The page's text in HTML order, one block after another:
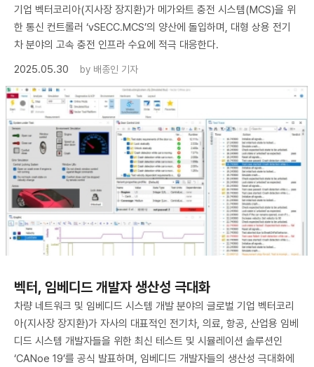
기업 벡터코리아(지사장 장지환)가 메가와트 충전 시스템(MCS)을 위
한 통신 컨트롤러 ‘vSECC.MCS’의 양산에 돌입하며, 대형 상용 전기
차 분야의 고속 충전 인프라 수요에 적극 대응한다.
2025.05.30
by 배종인 기자
벡터, 임베디드 개발자 생산성 극대화
차량 네트워크 및 임베디드 시스템 개발 분야의 글로벌 기업 벡터코리
아(지사장 장지환)가 자사의 대표적인 전기차, 의료, 항공, 산업용 임베
디드 시스템 개발자들을 위한 최신 테스트 및 시뮬레이션 솔루션인
‘CANoe 19’를 공식 발표하며, 임베디드 개발자들의 생산성 극대화에